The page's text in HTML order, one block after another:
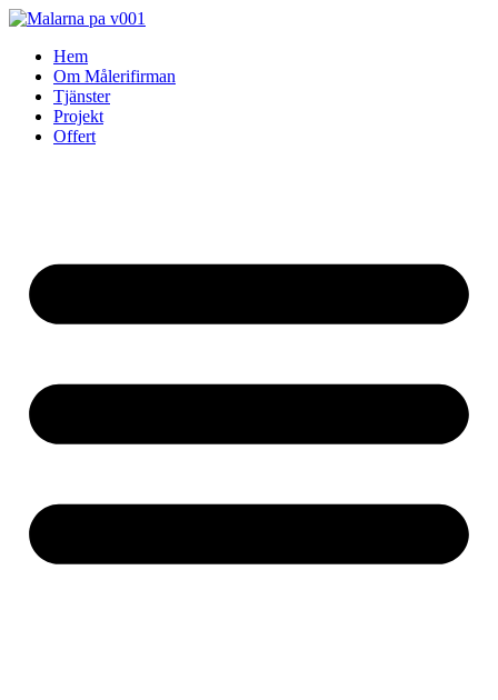
Skip
contentHem
Om Målerifirman
Tjänster
Projekt
Offert